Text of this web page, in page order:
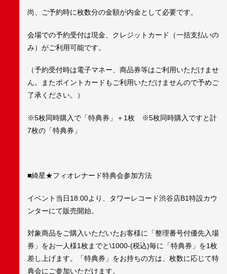
尚、ご予約時に枚数分の金額が内金として必要です。
会場での予約受付は現金、クレジットカード（一括支払いの
み）がご利用可能です。
（予約受付時は電子マネー、商品券等はご利用いただけませ
ん。またポイントカードもご利用いただけませんので予めご
了承ください。）
※5枚同時購入で「特典券」＋1枚 ※5枚同時購入ですと計
7枚の「特典券」
■綺星★フィオレナード特典会参加方法
イベント当日18:00より、タワーレコード渋谷店B1特設カウ
ンターにて販売開始。
対象商品をご購入いただいたお客様に「整理番号付優先入場
券」をお一人様1枚までと\1000-(税込)毎に「特典券」を1枚
差し上げます。「特典券」をお持ちの方は、枚数に応じて特
典会にご参加いただけます。